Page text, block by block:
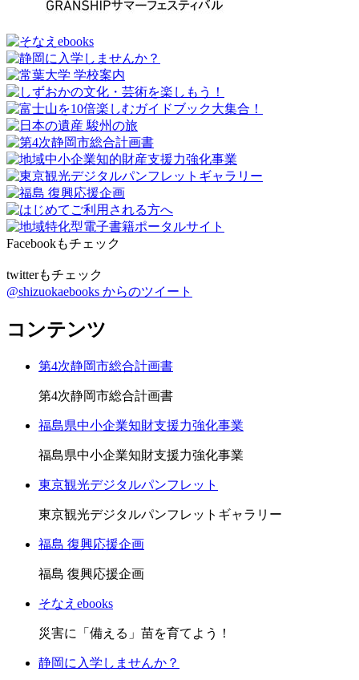
Facebookもチェック
twitterもチェック
@shizuokaebooks からのツイート
コンテンツ
第4次静岡市総合計画書
第4次静岡市総合計画書
福島県中小企業知財支援力強化事業
福島県中小企業知財支援力強化事業
東京観光デジタルパンフレット
東京観光デジタルパンフレットギャラリー
福島 復興応援企画
福島 復興応援企画
そなえebooks
災害に「備える」苗を育てよう！
静岡に入学しませんか？